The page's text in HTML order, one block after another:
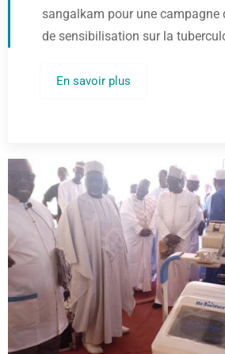
sangalkam pour une campagne
de sensibilisation sur la
En savoir plus